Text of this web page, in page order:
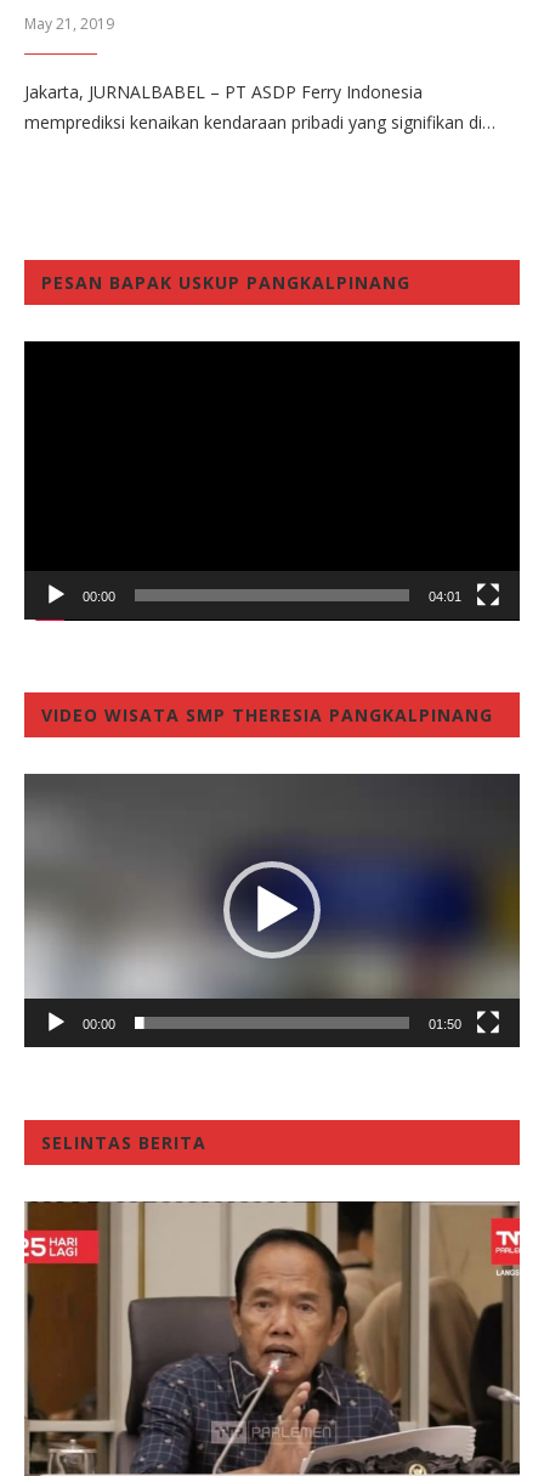
May 21, 2019
Jakarta, JURNALBABEL – PT ASDP Ferry Indonesia
memprediksi kenaikan kendaraan pribadi yang signifikan di…
PESAN BAPAK USKUP PANGKALPINANG
00:00 04:01
VIDEO WISATA SMP THERESIA PANGKALPINANG
00:00 01:50
SELINTAS BERITA